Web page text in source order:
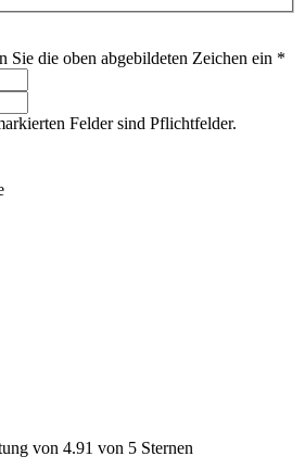
Sie die oben abgebildeten Zeichen ein *
Felder sind Pflichtfelder.
von 4.91 von 5 Sternen